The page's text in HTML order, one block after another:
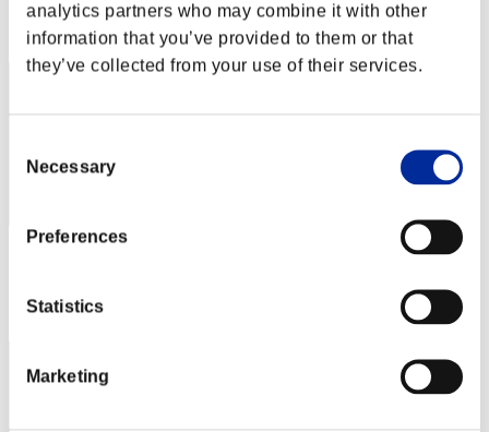
analytics partners who may combine it with other
information that you’ve provided to them or that
they’ve collected from your use of their services.
Selection
Necessary
Preferences
Statistics
Marketing
Posición
30
32